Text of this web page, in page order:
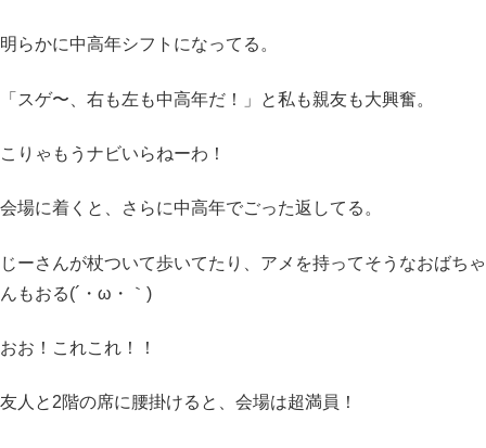
明らかに中高年シフトになってる。
「スゲ〜、右も左も中高年だ！」と私も親友も大興奮。
こりゃもうナビいらねーわ！
会場に着くと、さらに中高年でごった返してる。
じーさんが杖ついて歩いてたり、アメを持ってそうなおばちゃ
んもおる(´・ω・｀)
おお！これこれ！！
友人と2階の席に腰掛けると、会場は超満員！